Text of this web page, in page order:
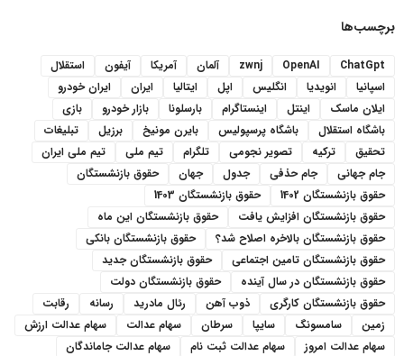
برچسب‌ها
ChatGpt
OpenAI
zwnj آلمان آمریکا آیفون
استقلال
اسپانیا
انویدیا انگلیس اپل ایتالیا ایران
ایران خودرو
ایلان ماسک
اینتل اینستاگرام بارسلونا بازار خودرو
بازی
باشگاه استقلال
باشگاه پرسپولیس بایرن مونیخ برزیل
تبلیغات
تحقیق
ترکیه تصویر نجومی تلگرام تیم ملی
تیم ملی ایران
جام جهانی
جام حذفی جدول جهان
حقوق بازنشستگان
حقوق بازنشستگان 1402
حقوق بازنشستگان 1403
حقوق بازنشستگان افزایش یافت
حقوق بازنشستگان این ماه
حقوق بازنشستگان بالاخره اصلاح شد؟
حقوق بازنشستگان بانکی
حقوق بازنشستگان تامین اجتماعی
حقوق بازنشستگان جدید
حقوق بازنشستگان در سال آینده
حقوق بازنشستگان دولت
حقوق بازنشستگان کارگری
ذوب آهن رئال مادرید رسانه
رقابت
زمین
سامسونگ سایپا سرطان سهام عدالت
سهام عدالت ارزش
سهام عدالت امروز
سهام عدالت ثبت نام
سهام عدالت جاماندگان